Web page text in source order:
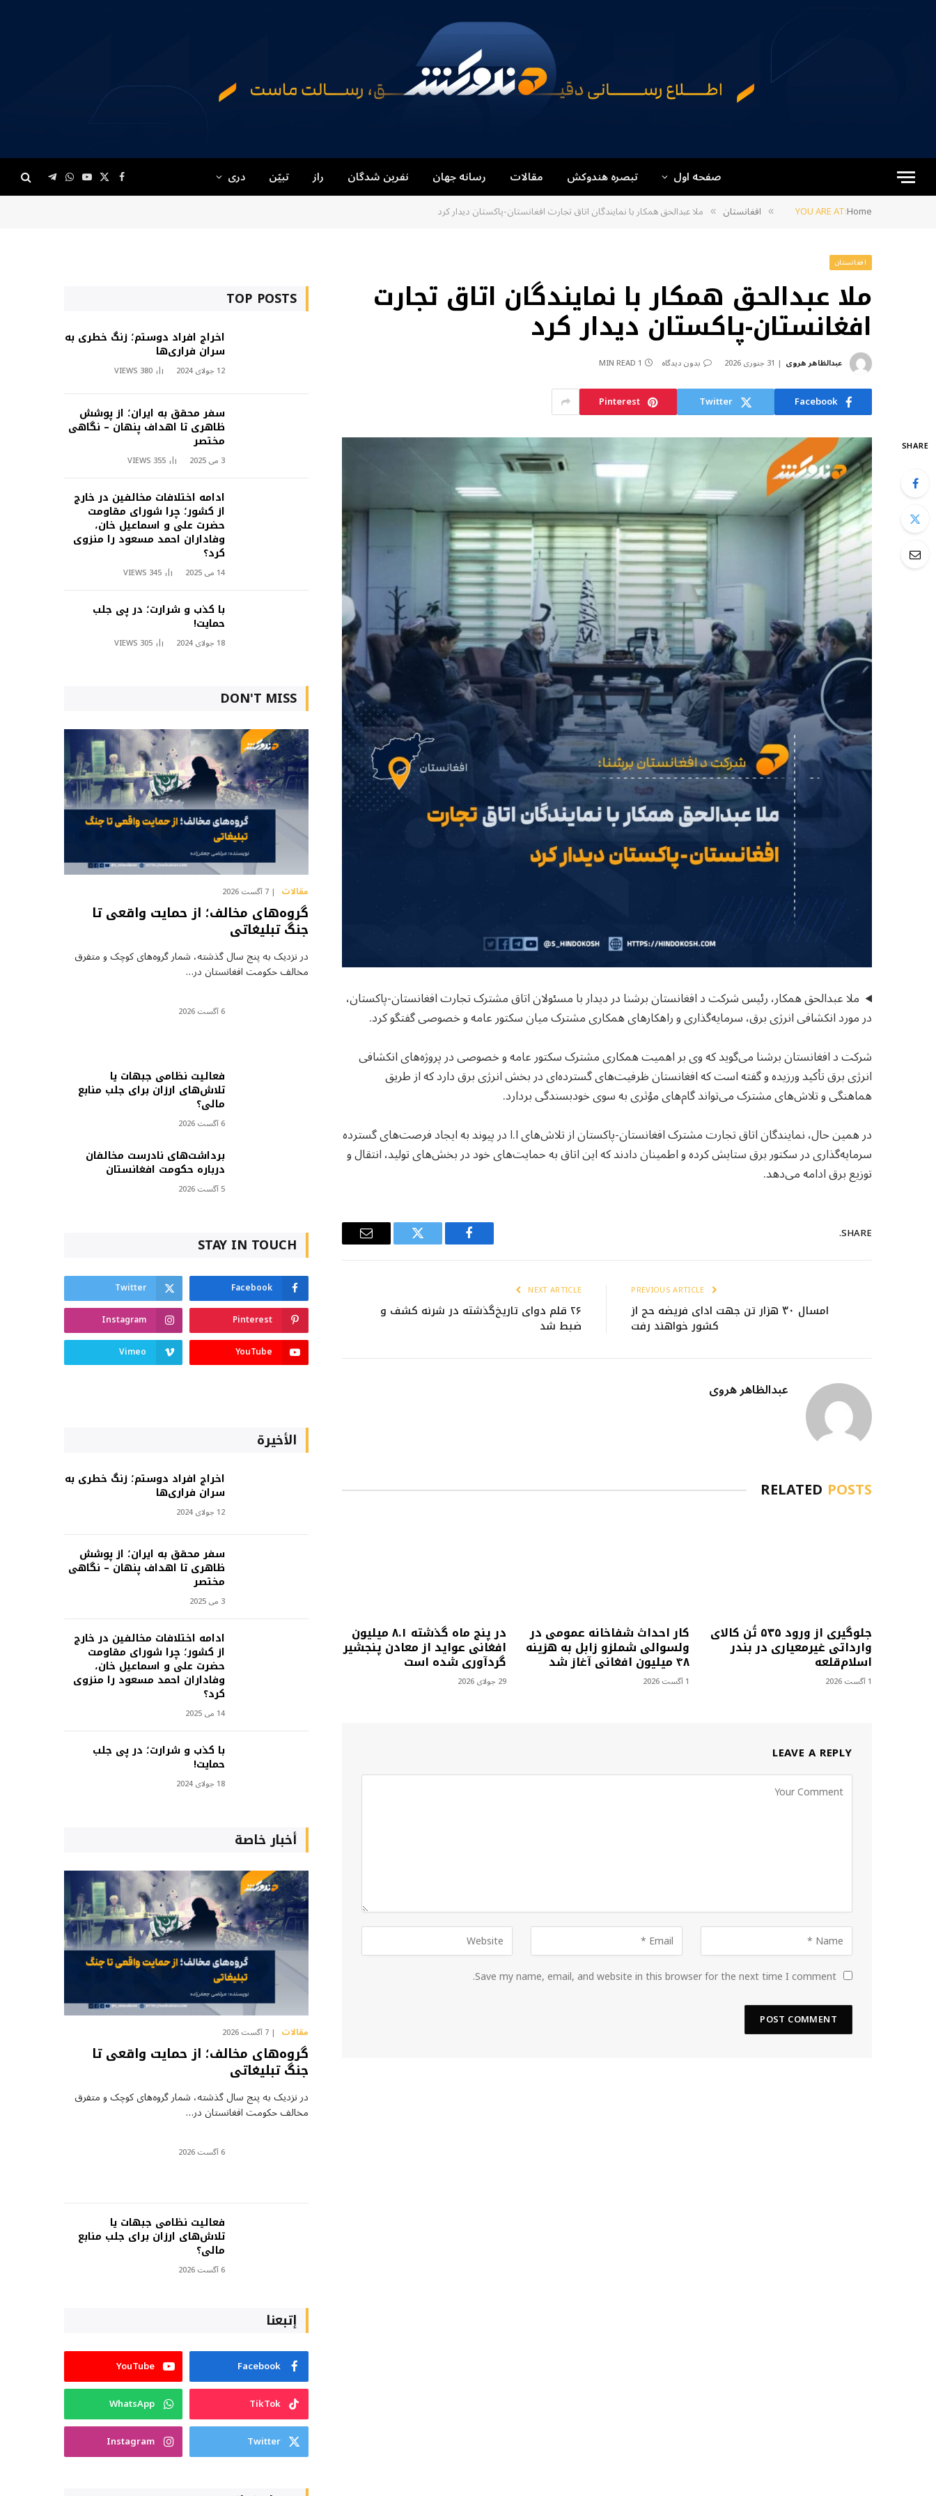
صفحه اول تبصره هندوکش مقالات رسانه جهان نفرین شدگان راز تبیّن دری Facebook
X
(Twitter)
YouTube
WhatsApp
Telegram
YOU ARE AT:Home
» افغانستان » ملا عبدالحق همکار با نمایندگان اتاق تجارت افغانستان-پاکستان دیدار کرد
افغانستان
ملا عبدالحق همکار با نمایندگان اتاق تجارت
افغانستان-پاکستان دیدار کرد
عبدالظاهر هروی 31 جنوری 2026 بدون دیدگاه 1 MIN READ
Facebook
Twitter
Pinterest
SHARE
ملا عبدالحق همکار، رئیس شرکت د افغانستان برشنا در دیدار با مسئولان اتاق مشترک تجارت افغانستان-پاکستان،
در مورد انکشافی انرژی برق، سرمایه‌گذاری و راهکارهای همکاری مشترک میان سکتور عامه و خصوصی گفتگو کرد.
شرکت د افغانستان برشنا می‌گوید که وی بر اهمیت همکاری مشترک سکتور عامه و خصوصی در پروژه‌های انکشافی
انرژی برق تأکید ورزیده و گفته است که افغانستان ظرفیت‌های گسترده‌ای در بخش انرژی برق دارد که از طریق
هماهنگی و تلاش‌های مشترک می‌تواند گام‌های مؤثری به سوی خودبسندگی بردارد.
در همین حال، نمایندگان اتاق تجارت مشترک افغانستان-پاکستان از تلاش‌های ا.ا در پیوند به ایجاد فرصت‌های گسترده
سرمایه‌گذاری در سکتور برق ستایش کرده و اطمینان دادند که این اتاق به حمایت‌های خود در بخش‌های تولید، انتقال و
توزیع برق ادامه می‌دهد.
SHARE.
Facebook
Twitter
Email
امسال ۳۰ هزار تن جهت ادای فریضه حج از
کشور خواهند رفت
NEXT ARTICLE
۲۶ قلم دوای تاریخ‌گذشته در شرنه کشف و
ضبط شد
عبدالظاهر هروی
RELATED POSTS
جلوگیری از ورود ۵۳۵ تُن کالای
وارداتی غیرمعیاری در بندر
اسلام‌قلعه
1 آگست 2026
کار احداث شفاخانه عمومی در
ولسوالی شملزو زابل به هزینه
۴۸ میلیون افغانی آغاز شد
1 آگست 2026
در پنج ماه گذشته ۸.۱ میلیون
افغانی عواید از معادن پنجشیر
گردآوری شده است
29 جولای 2026
LEAVE A REPLY
Save my name, email, and website in this browser for the next time I comment.
TOP POSTS
اخراج افراد دوستم؛ زنگ خطری به
سران فراری‌ها
12 جولای 2024 380
VIEWS
سفر محقق به ایران؛ از پوشش
ظاهری تا اهداف پنهان – نگاهی
مختصر
3 می 2025 355
VIEWS
ادامه اختلافات مخالفین در خارج
از کشور؛ چرا شورای مقاومت
حضرت علی و اسماعیل خان،
وفاداران احمد مسعود را منزوی
کرد؟
14 می 2025 345
VIEWS
با کذب و شرارت؛ در پی جلب
حمایت!
18 جولای 2024 305
VIEWS
DON'T MISS
مقالات 7 آگست 2026
گروه‌های مخالف؛ از حمایت واقعی تا
جنگ تبلیغاتی
در نزدیک به پنج سال گذشته، شمار گروه‌های کوچک و متفرق
مخالف حکومت افغانستان در…
6 آگست 2026
فعالیت نظامی جبهات یا
تلاش‌های ارزان برای جلب منابع
مالی؟
6 آگست 2026
برداشت‌های نادرست مخالفان
درباره حکومت افغانستان
5 آگست 2026
STAY IN TOUCH
Facebook
Twitter
Pinterest
Instagram
YouTube
Vimeo
الأخيرة
اخراج افراد دوستم؛ زنگ خطری به
سران فراری‌ها
12 جولای 2024
سفر محقق به ایران؛ از پوشش
ظاهری تا اهداف پنهان – نگاهی
مختصر
3 می 2025
ادامه اختلافات مخالفین در خارج
از کشور؛ چرا شورای مقاومت
حضرت علی و اسماعیل خان،
وفاداران احمد مسعود را منزوی
کرد؟
14 می 2025
با کذب و شرارت؛ در پی جلب
حمایت!
18 جولای 2024
أخبار خاصة
مقالات 7 آگست 2026
گروه‌های مخالف؛ از حمایت واقعی تا
جنگ تبلیغاتی
در نزدیک به پنج سال گذشته، شمار گروه‌های کوچک و متفرق
مخالف حکومت افغانستان در…
6 آگست 2026
فعالیت نظامی جبهات یا
تلاش‌های ارزان برای جلب منابع
مالی؟
6 آگست 2026
إتبعنا
Facebook
YouTube
TikTok
WhatsApp
Twitter
Instagram